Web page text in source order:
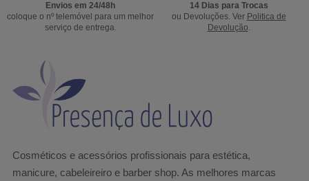
Envios em 24/48h
coloque o nº telemóvel para um melhor
serviço de entrega.
14 Dias para Trocas
ou Devoluções. Ver Politica de
Devolução.
Cosméticos e acessórios profissionais para estética,
manicure, cabeleireiro e barber shop. As melhores marcas